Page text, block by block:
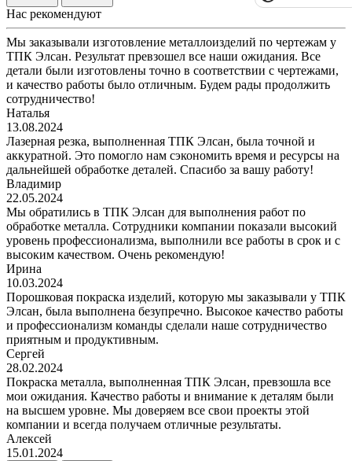
Нас рекомендуют
Мы заказывали изготовление металлоизделий по чертежам у
ТПК Элсан. Результат превзошел все наши ожидания. Все
детали были изготовлены точно в соответствии с чертежами,
и качество работы было отличным. Будем рады продолжить
сотрудничество!
Наталья
13.08.2024
Лазерная резка, выполненная ТПК Элсан, была точной и
аккуратной. Это помогло нам сэкономить время и ресурсы на
дальнейшей обработке деталей. Спасибо за вашу работу!
Владимир
22.05.2024
Мы обратились в ТПК Элсан для выполнения работ по
обработке металла. Сотрудники компании показали высокий
уровень профессионализма, выполнили все работы в срок и с
высоким качеством. Очень рекомендую!
Ирина
10.03.2024
Порошковая покраска изделий, которую мы заказывали у ТПК
Элсан, была выполнена безупречно. Высокое качество работы
и профессионализм команды сделали наше сотрудничество
приятным и продуктивным.
Сергей
28.02.2024
Покраска металла, выполненная ТПК Элсан, превзошла все
мои ожидания. Качество работы и внимание к деталям были
на высшем уровне. Мы доверяем все свои проекты этой
компании и всегда получаем отличные результаты.
Алексей
15.01.2024